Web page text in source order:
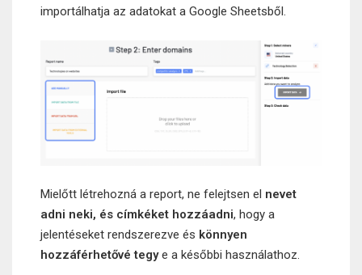
importálhatja az adatokat a Google Sheetsből.
Mielőtt létrehozná a report, ne felejtsen el nevet
adni neki, és címkéket hozzáadni, hogy a
jelentéseket rendszerezve és könnyen
hozzáférhetővé tegye a későbbi használathoz.